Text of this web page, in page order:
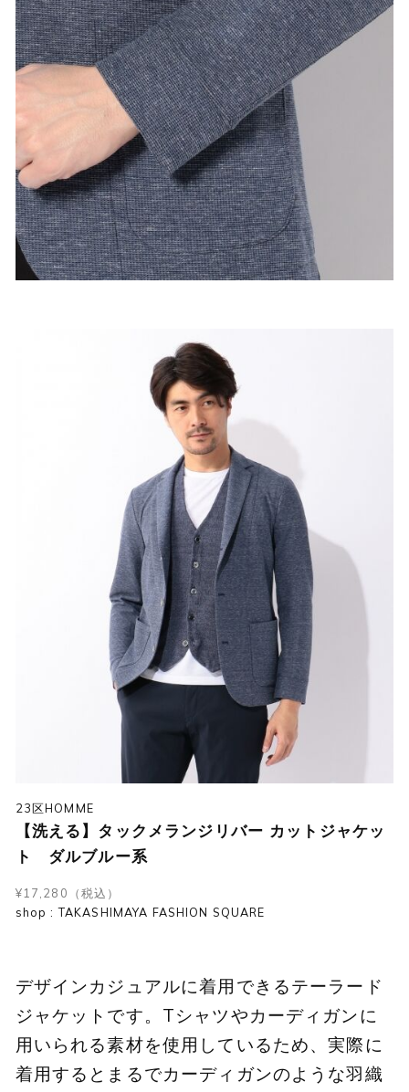
23区HOMME
【洗える】タックメランジリバー カットジャケッ
ト ダルブルー系
¥17,280（税込）
shop : TAKASHIMAYA FASHION SQUARE
デザインカジュアルに着用できるテーラード
ジャケットです。Tシャツやカーディガンに
用いられる素材を使用しているため、実際に
着用するとまるでカーディガンのような羽織